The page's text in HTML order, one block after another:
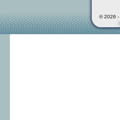
© 2026 -